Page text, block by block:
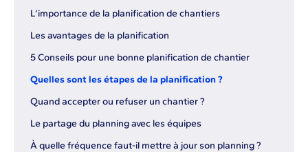
L’importance de la planification de chantiers
Les avantages de la planification
5 Conseils pour une bonne planification de chantier
Quelles sont les étapes de la planification ?
Quand accepter ou refuser un chantier ?
Le partage du planning avec les équipes
À quelle fréquence faut-il mettre à jour son planning ?